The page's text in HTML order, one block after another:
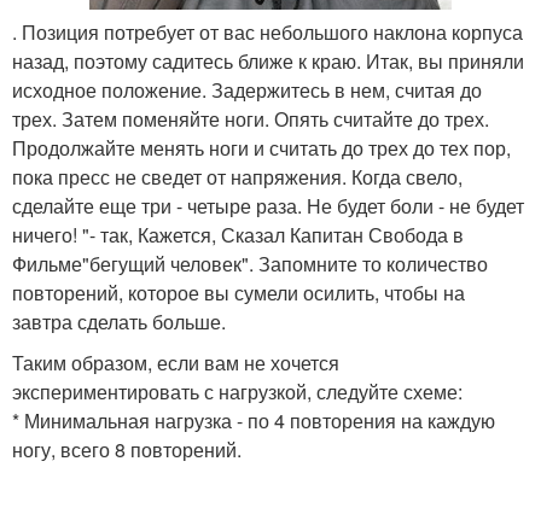
. Позиция потребует от вас небольшого наклона корпуса
назад, поэтому садитесь ближе к краю. Итак, вы приняли
исходное положение. Задержитесь в нем, считая до
трех. Затем поменяйте ноги. Опять считайте до трех.
Продолжайте менять ноги и считать до трех до тех пор,
пока пресс не сведет от напряжения. Когда свело,
сделайте еще три - четыре раза. Не будет боли - не будет
ничего! "- так, Кажется, Сказал Капитан Свобода в
Фильме"бегущий человек". Запомните то количество
повторений, которое вы сумели осилить, чтобы на
завтра сделать больше.
Таким образом, если вам не хочется
экспериментировать с нагрузкой, следуйте схеме:
* Минимальная нагрузка - по 4 повторения на каждую
ногу, всего 8 повторений.